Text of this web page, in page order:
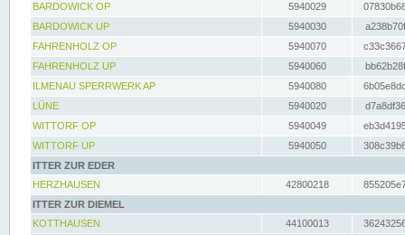
BARDOWICK OP
5940029
BARDOWICK UP
5940030
FAHRENHOLZ OP
5940070
FAHRENHOLZ UP
5940060
ILMENAU SPERRWERK AP
5940080
LÜNE
5940020
WITTORF OP
5940049
WITTORF UP
5940050
ITTER ZUR EDER
HERZHAUSEN
42800218
ITTER ZUR DIEMEL
KOTTHAUSEN
44100013